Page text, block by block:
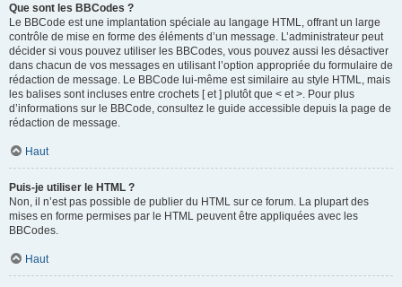
Que sont les BBCodes ?
Le BBCode est une implantation spéciale au langage HTML, offrant un large
contrôle de mise en forme des éléments d’un message. L’administrateur peut
décider si vous pouvez utiliser les BBCodes, vous pouvez aussi les désactiver
dans chacun de vos messages en utilisant l’option appropriée du formulaire de
rédaction de message. Le BBCode lui-même est similaire au style HTML, mais
les balises sont incluses entre crochets [ et ] plutôt que < et >. Pour plus
d’informations sur le BBCode, consultez le guide accessible depuis la page de
rédaction de message.
Haut
Puis-je utiliser le HTML ?
Non, il n’est pas possible de publier du HTML sur ce forum. La plupart des
mises en forme permises par le HTML peuvent être appliquées avec les
BBCodes.
Haut